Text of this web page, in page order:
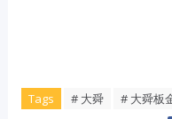
Tags # 大舜 # 大舜板